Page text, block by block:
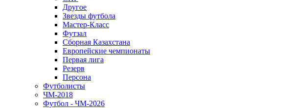
Другое
Звезды футбола
Мастер-Класс
Футзал
Сборная Казахстана
Европейские чемпионаты
Первая лига
Резерв
Персона
Футболисты
ЧМ-2018
Футбол - ЧМ-2026